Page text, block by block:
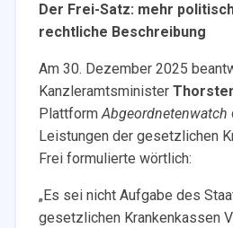
Der Frei-Satz: mehr
rechtliche Beschreibung
Am 30. Dezember 2025
Kanzleramtsminister
PlattformAbgeordnetenwatch
Leistungen der gesetzlichen
Frei formulierte wörtlich:
„Es sei nicht Aufgabe des
gesetzlichen Krankenkassen